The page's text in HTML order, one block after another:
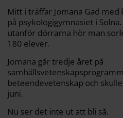
Mitt i träffar Jomana Gad
på psykologigymnasiet i
utanför dörrarna hör man
180 elever.
Jomana går tredje året på
beteendevetenskap och
juni.
Nu ser det inte ut att bli så.